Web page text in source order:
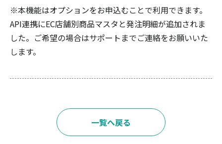
※本機能はオプションをお申込むことで利用できます。
API連携にEC店舗別商品マスタと発注明細が追加されま
した。ご希望の場合はサポートまでご連絡をお願いいた
します。
一覧へ戻る